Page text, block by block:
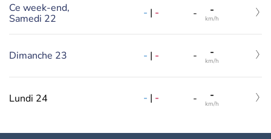
Ce week-end,
Samedi 22
- | - - -
km/h
Dimanche 23 - | - - -
km/h
Lundi 24 - | - - -
km/h